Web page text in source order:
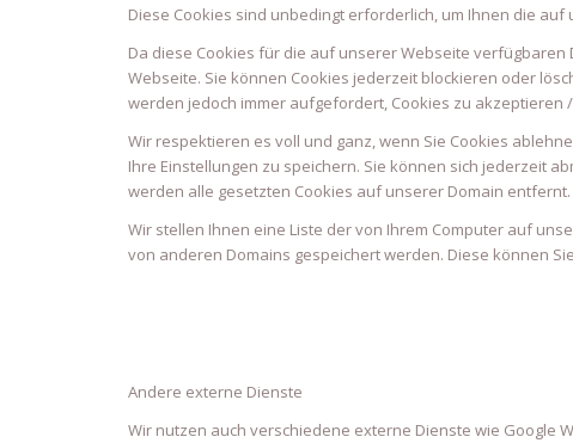
Diese Cookies sind unbedingt erforderlich, um Ihnen die
Da diese Cookies für die auf unserer Webseite
Webseite. Sie können Cookies jederzeit blockieren oder
werden jedoch immer aufgefordert, Cookies zu
Wir respektieren es voll und ganz, wenn Sie Cookies
Ihre Einstellungen zu speichern. Sie können sich jederzeit
werden alle gesetzten Cookies auf unserer Domain entfernt.
Wir stellen Ihnen eine Liste der von Ihrem Computer auf
von anderen Domains gespeichert werden. Diese können
Andere externe Dienste
Wir nutzen auch verschiedene externe Dienste wie Google